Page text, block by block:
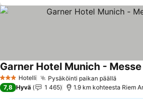
3 Tähtiluokitus
Hotelli Pysäköinti paikan päällä
Garner Hotel Munich -
7,8 Hyvä 1 465 1.9 km kohteesta Riem